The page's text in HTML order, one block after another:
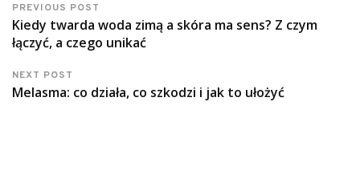
PREVIOUS POST
Kiedy twarda woda zimą a skóra ma sens? Z czym
łączyć, a czego unikać
NEXT POST
Melasma: co działa, co szkodzi i jak to ułożyć